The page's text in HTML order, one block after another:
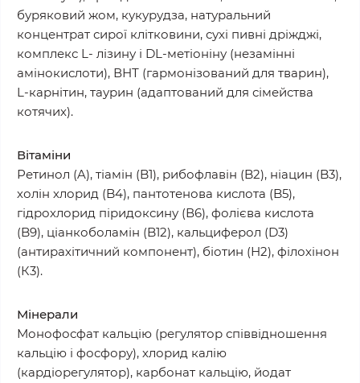
буряковий жом, кукурудза, натуральний
концентрат сирої клітковини, сухі пивні дріжджі,
комплекс L- лізину і DL-метіоніну (незамінні
амінокислоти), ВНТ (гармонізований для тварин),
L-карнітин, таурин (адаптований для сімейства
котячих).
Вітаміни
Ретинол (A), тіамін (B1), рибофлавін (B2), ніацин (B3),
холін хлорид (B4), пантотенова кислота (B5),
гідрохлорид піридоксину (В6), фолієва кислота
(B9), ціанкоболамін (B12), кальциферол (D3)
(антирахітичний компонент), біотин (Н2), філохінон
(К3).
Мінерали
Монофосфат кальцію (регулятор співвідношення
кальцію і фосфору), хлорид калію
(кардіорегулятор), карбонат кальцію, йодат